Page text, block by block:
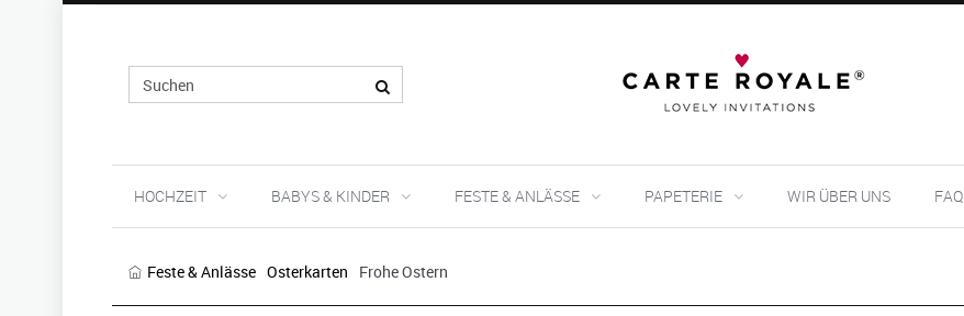
HOCHZEIT BABYS & KINDER FESTE & ANLÄSSE PAPETERIE WIR ÜBER UNS FAQ
Feste & Anlässe Osterkarten Frohe Ostern